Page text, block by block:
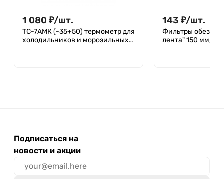
1 080 ₽/шт.
ТС-7АМК (-35+50) термометр для
холодильников и морозильных
камер с крючком
143 ₽/шт.
Фильтры
лента" 150 мм,
Подписаться на
новости и акции